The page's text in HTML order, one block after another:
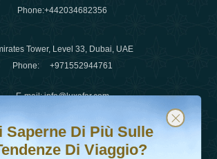
Phone:+442034682356
Tower, Level 33, Dubai, UAE
Phone: +971552944761
E-mail:info@luxafar.com
WhatsApp No
+442034682356
di più sulle ultime tendenze di viaggio?
newsletter e rimani aggiornato
Saperne Di Più Sulle
Di Viaggio?